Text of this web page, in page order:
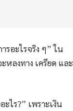
รอะไรจริง ๆ” ใน
หลงทาง เครียด และ
ไร?” เพราะเงิน